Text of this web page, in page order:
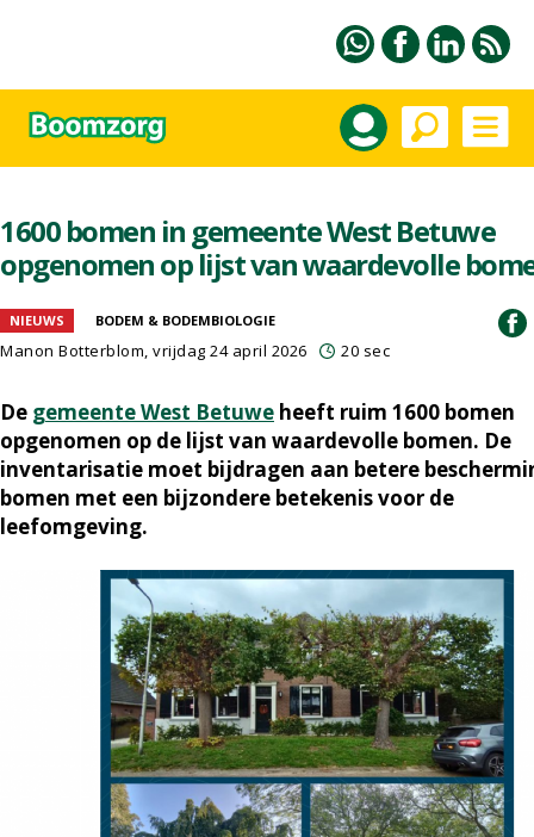
1600 bomen in gemeente West Betuwe
opgenomen op lijst van waardevolle
NIEUWS BODEM & BODEMBIOLOGIE
Manon Botterblom, vrijdag 24 april 2026 20 sec
De gemeente West Betuwe heeft ruim 1600 bomen
opgenomen op de lijst van waardevolle bomen. De
inventarisatie moet bijdragen aan betere
bomen met een bijzondere betekenis voor de
leefomgeving.